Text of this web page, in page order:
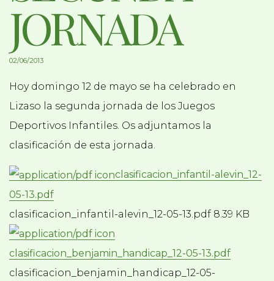
JORNADA
02/06/2013
Hoy domingo 12 de mayo se ha celebrado en
Lizaso la segunda jornada de los Juegos
Deportivos Infantiles. Os adjuntamos la
clasificación de esta jornada.
clasificacion_infantil-alevin_12-
05-13.pdf
clasificacion_infantil-alevin_12-05-13.pdf 8.39 KB
clasificacion_benjamin_handicap_12-05-13.pdf
clasificacion_benjamin_handicap_12-05-